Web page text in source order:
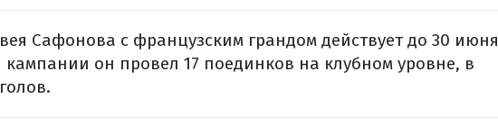
Сафонова с французским грандом действует до 30 июня
он провел 17 поединков на клубном уровне, в